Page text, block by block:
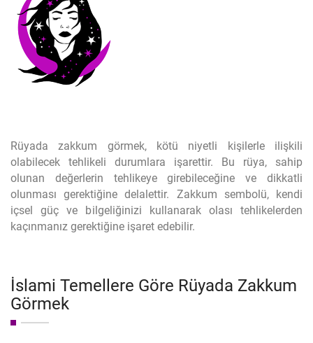
Rüyada zakkum görmek, kötü niyetli kişilerle ilişkili
olabilecek tehlikeli durumlara işarettir. Bu rüya, sahip
olunan değerlerin tehlikeye girebileceğine ve dikkatli
olunması gerektiğine delalettir. Zakkum sembolü, kendi
içsel güç ve bilgeliğinizi kullanarak olası tehlikelerden
kaçınmanız gerektiğine işaret edebilir.
İslami Temellere Göre Rüyada Zakkum
Görmek